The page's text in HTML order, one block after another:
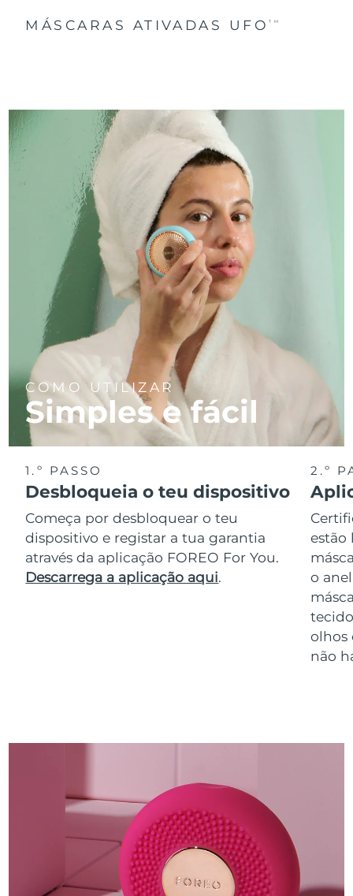
MÁSCARAS ATIVADAS UFOTM
COMO UTILIZAR
Simples e fácil
1.º PASSO
Desbloqueia o teu dispositivo
Começa por desbloquear o teu
dispositivo e registar a tua garantia
através da aplicação FOREO For You.
Descarrega a aplicação aqui.
2.º
estão
o
olhos
não